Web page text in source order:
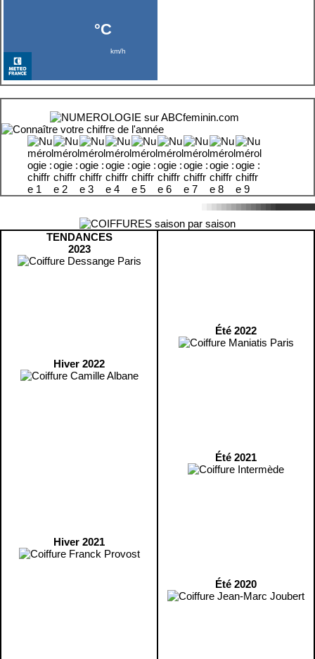
TENDANCES
2023
Hiver 2022
Hiver 2021
Été 2022
Été 2021
Été 2020